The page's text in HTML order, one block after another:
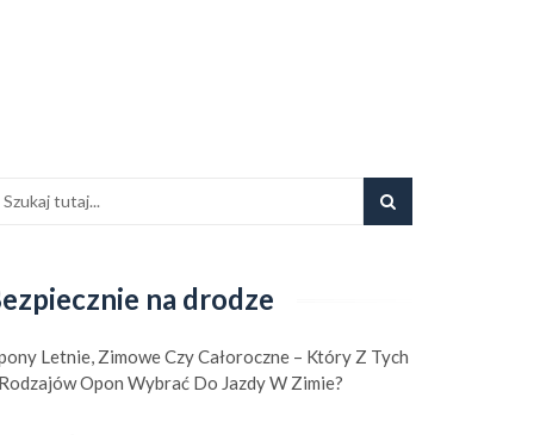
na drodze
Letnie, Zimowe Czy Całoroczne – Który Z Tych
Opon Wybrać Do Jazdy W Zimie?